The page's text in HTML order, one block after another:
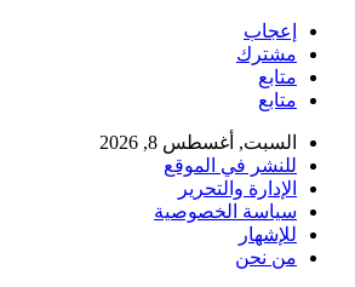
إعجاب
مشترك
متابع
متابع
السبت, أغسطس 8, 2026
للنشر في الموقع
الإدارة والتحرير
سياسة الخصوصية
للإشهار
من نحن